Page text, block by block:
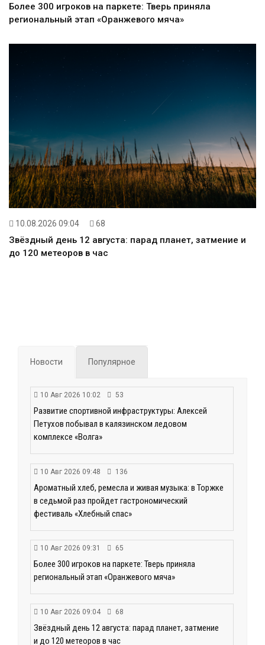
Более 300 игроков на паркете: Тверь приняла
региональный этап «Оранжевого мяча»
10.08.2026 09:04 68
Звёздный день 12 августа: парад планет, затмение и
до 120 метеоров в час
Новости Популярное
10 Авг 2026 10:02 53
Развитие спортивной инфраструктуры: Алексей
Петухов побывал в калязинском ледовом
комплексе «Волга»
10 Авг 2026 09:48 136
Ароматный хлеб, ремесла и живая музыка: в Торжке
в седьмой раз пройдет гастрономический
фестиваль «Хлебный спас»
10 Авг 2026 09:31 65
Более 300 игроков на паркете: Тверь приняла
региональный этап «Оранжевого мяча»
10 Авг 2026 09:04 68
Звёздный день 12 августа: парад планет, затмение
и до 120 метеоров в час